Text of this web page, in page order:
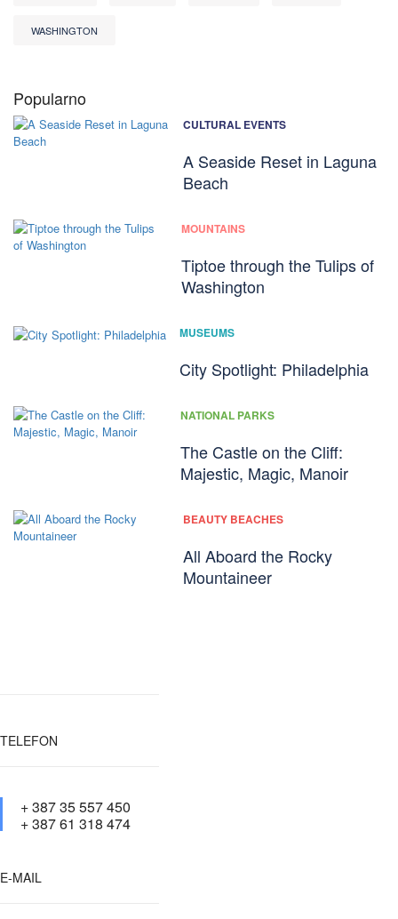
WASHINGTON
Popularno
CULTURAL EVENTS
A Seaside Reset in Laguna
Beach
MOUNTAINS
Tiptoe through the Tulips of
Washington
MUSEUMS
City Spotlight: Philadelphia
NATIONAL PARKS
The Castle on the Cliff:
Majestic, Magic, Manoir
BEAUTY BEACHES
All Aboard the Rocky
Mountaineer
TELEFON
+ 387 35 557 450
+ 387 61 318 474
E-MAIL